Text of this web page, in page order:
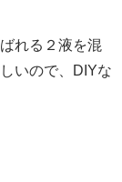
れる２液を混
いので、DIYな